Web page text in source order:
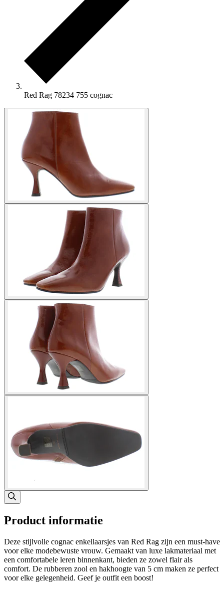
Red Rag 78234 755 cognac
Product informatie
Deze stijlvolle cognac enkellaarsjes van Red Rag zijn een must-have
voor elke modebewuste vrouw. Gemaakt van luxe lakmateriaal met
een comfortabele leren binnenkant, bieden ze zowel flair als
comfort. De rubberen zool en hakhoogte van 5 cm maken ze perfect
voor elke gelegenheid. Geef je outfit een boost!